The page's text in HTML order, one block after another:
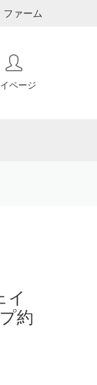
ファーム
ページ
イ
約